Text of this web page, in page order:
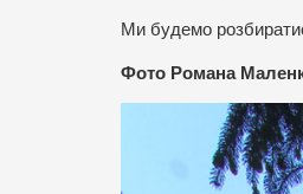
Ми будемо
Фото Романа